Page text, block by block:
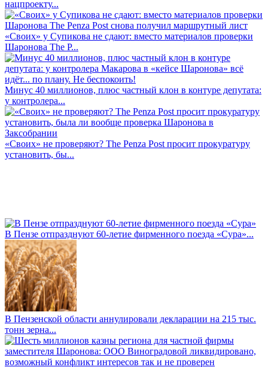
нацпроекту...
«Своих» у Супикова не сдают: вместо материалов проверки
Шаронова The P...
Минус 40 миллионов, плюс частный клон в контуре депутата:
у контролера...
«Своих» не проверяют? The Penza Post просит прокуратуру
установить, бы...
В Пензе отпразднуют 60-летие фирменного поезда «Сура»...
В Пензенской области аннулировали декларации на 215 тыс.
тонн зерна...